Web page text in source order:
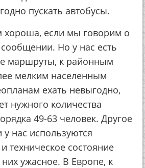
пускать автобусы.
хороша, если мы говорим о
Но у нас есть
маршруты, к районным
мелким населенным
ехать невыгодно,
нужного количества
49-63 человек. Другое
нас используются
техническое состояние
ужасное. В Европе, к